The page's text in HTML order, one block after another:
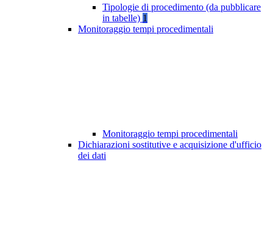
Tipologie di procedimento (da pubblicare
in tabelle) 1
Monitoraggio tempi procedimentali
Monitoraggio tempi procedimentali
Dichiarazioni sostitutive e acquisizione d'ufficio
dei dati